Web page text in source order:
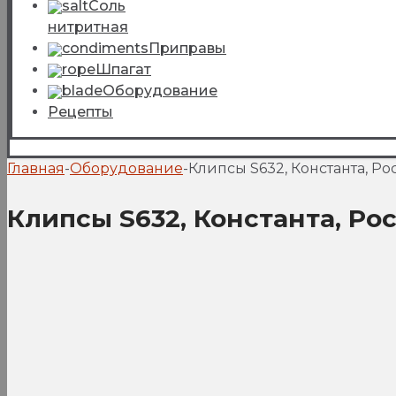
Соль
нитритная
Приправы
Шпагат
Оборудование
Рецепты
Главная-Оборудование-Клипсы S632, Константа,
Клипсы S632, Константа,